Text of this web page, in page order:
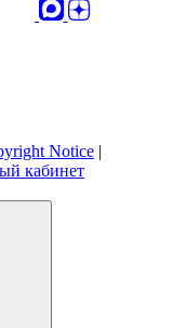
Notice |
кабинет